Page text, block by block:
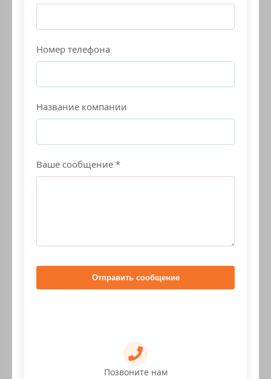
Номер телефона
Название компании
Ваше сообщение *
Отправить сообщение
Позвоните нам